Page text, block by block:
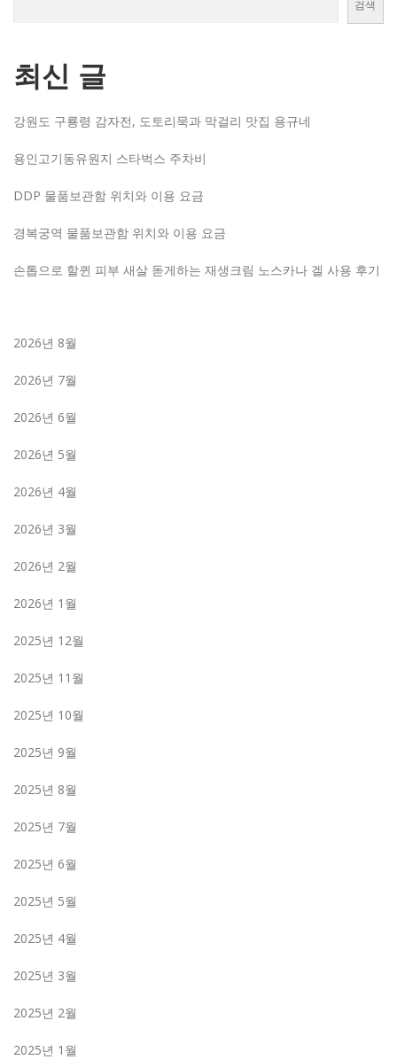
검색
최신 글
강원도 구룡령 감자전, 도토리묵과 막걸리 맛집 용규네
용인고기동유원지 스타벅스 주차비
DDP 물품보관함 위치와 이용 요금
경복궁역 물품보관함 위치와 이용 요금
손톱으로 할퀸 피부 새살 돋게하는 재생크림 노스카나 겔 사용 후기
2026년 8월
2026년 7월
2026년 6월
2026년 5월
2026년 4월
2026년 3월
2026년 2월
2026년 1월
2025년 12월
2025년 11월
2025년 10월
2025년 9월
2025년 8월
2025년 7월
2025년 6월
2025년 5월
2025년 4월
2025년 3월
2025년 2월
2025년 1월